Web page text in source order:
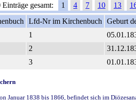
Einträge gesamt: 1 4 7 10 13
Lfd-Nr im Kirchenbuch Geburt
1
2
3
Januar 1838 bis 1866, befindet sich im